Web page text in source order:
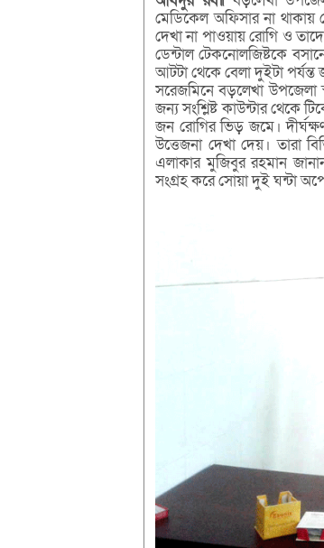
মেডিকেল অফিসার না থাকায়
দেখা না পাওয়ায় রোগি ও
ডেন্টাল টেকনোলজিষ্টকে
আটটা থেকে বেলা দুইটা পর্যন্ত
সরেজমিনে বড়লেখা উপজেলা
জন্য সংশ্লিষ্ট কাউন্টার থেকে
জন রোগির ভিড় জমে।
উত্তেজনা দেখা দেয়। তারা
এলাকার মুজিবুর রহমান
সংগ্রহ করে সোয়া দুই ঘন্টা